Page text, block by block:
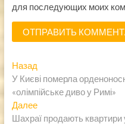
для последующих моих
Навигация
по
записям
НазадПредыдущая
запись:
У Києві померла
«олімпійське диво у Римі»
ДалееСледующая
запись:
Шахраї продають квартири